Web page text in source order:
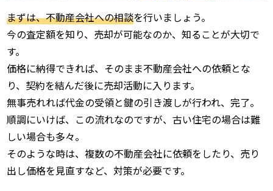
まずは、不動産会社への相談を行いましょう。
今の査定額を知り、売却が可能なのか、知ることが大切で
す。
価格に納得できれば、そのまま不動産会社への依頼とな
り、契約を結んだ後に売却活動に入ります。
無事売れれば代金の受領と鍵の引き渡しが行われ、完了。
順調にいけば、この流れなのですが、古い住宅の場合は難
しい場合も多々。
そのような時は、複数の不動産会社に依頼をしたり、売り
出し価格を見直すなど、対策が必要です。